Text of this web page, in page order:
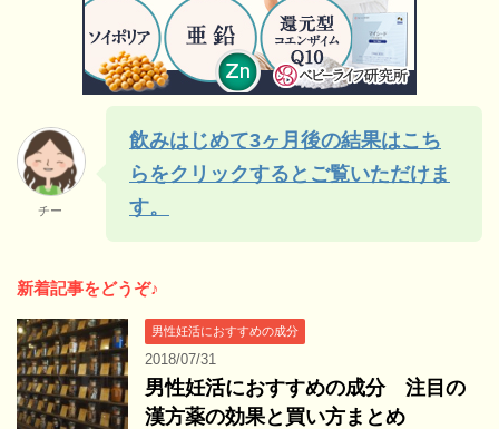
チー
飲みはじめて3ヶ月後の結果はこち
らをクリックするとご覧いただけま
す。
新着記事をどうぞ♪
男性妊活におすすめの成分
2018/07/31
男性妊活におすすめの成分 注目の
漢方薬の効果と買い方まとめ